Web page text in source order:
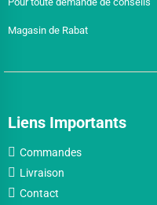
Magasin de Rabat
Liens Importants
Commandes
Livraison
Contact